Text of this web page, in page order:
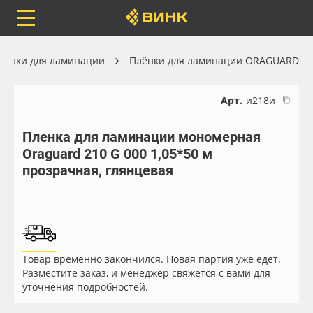
Каталог
Orafol
Доставка
Оплата
Весь каталог
Рулонные материалы
Листовые материалы
Чернила
для ламинации Плёнки для ламинации ORAGUARD
Арт. и218и
Пленка для ламинации мономерная
Oraguard 210 G 000 1,05*50 м
прозрачная, глянцевая
Товар временно закончился. Новая партия уже едет.
Разместите заказ, и менеджер свяжется с вами для
уточнения подробностей.